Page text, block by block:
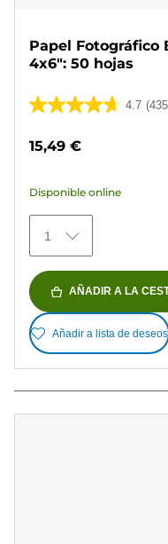
Papel Fotográfico
4x6": 50 hojas
4.7
4.7
435
reseñas
15,49 €
Disponible online
1
AÑADIR A LA
Añadir a lista de deseos